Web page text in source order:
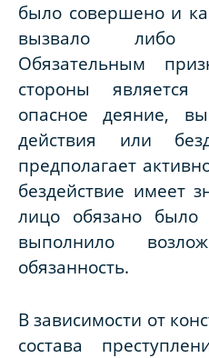
было совершено и
вызвало либо
Обязательным
стороны
опасное деяние,
действия или
предполагает
бездействие имеет
лицо обязано было
выполнило
обязанность.
В зависимости от
состава